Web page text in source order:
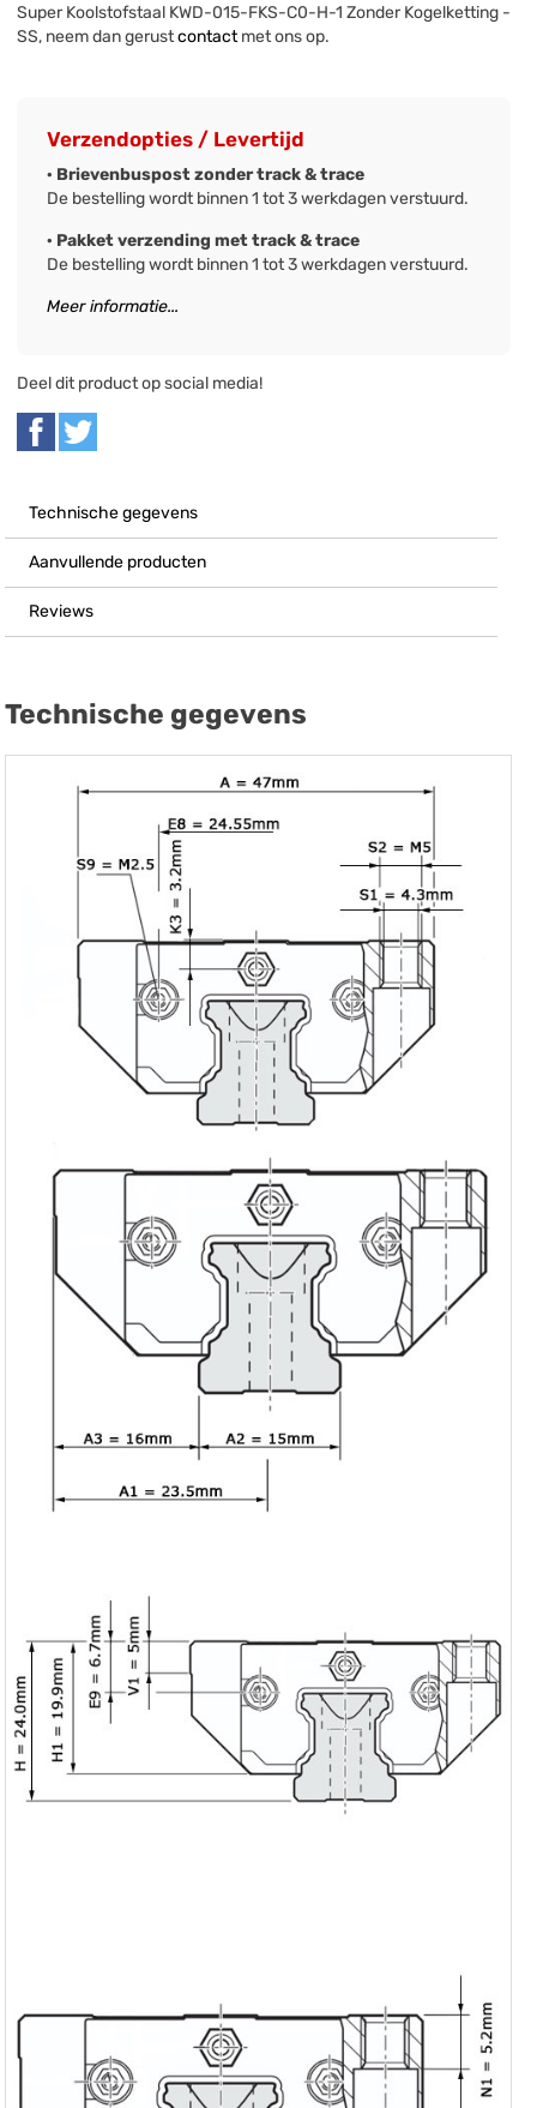
Super Koolstofstaal KWD-015-FKS-C0-H-1 Zonder Kogelketting -
SS, neem dan gerustcontactmet ons op.
Verzendopties / Levertijd
· Brievenbuspost zonder track & trace
De bestelling wordt binnen 1 tot 3 werkdagen verstuurd.
· Pakket verzending met track & trace
De bestelling wordt binnen 1 tot 3 werkdagen verstuurd.
Meer informatie...
Deel dit product op social media!
Technische gegevens
Aanvullende producten
Reviews
Technische gegevens